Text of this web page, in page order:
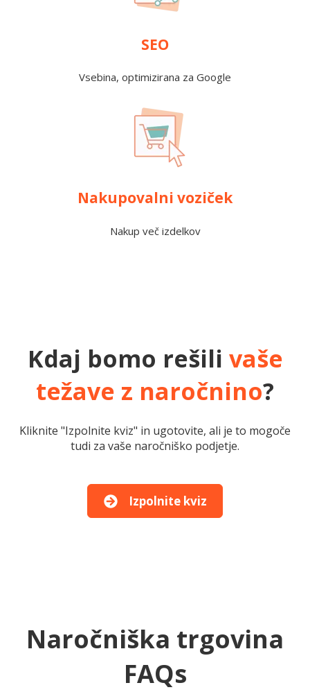
SEO
Vsebina, optimizirana za Google
Nakupovalni voziček
Nakup več izdelkov
Kdaj bomo rešili vaše
težave z naročnino?
Kliknite "Izpolnite kviz" in ugotovite, ali je to mogoče
tudi za vaše naročniško podjetje.
Izpolnite kviz
Naročniška trgovina
FAQs